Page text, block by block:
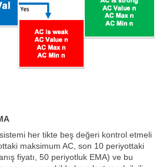
her tikte beş değeri kontrol etmeli
maksimum AC, son 10 periyottaki
fiyatı, 50 periyotluk EMA) ve bu